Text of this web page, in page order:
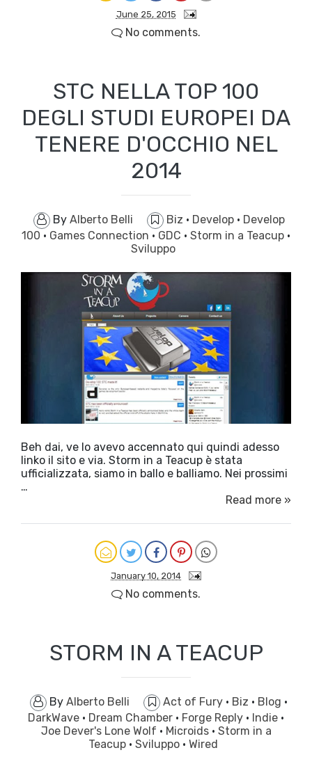
June 25, 2015
No comments.
STC NELLA TOP 100
DEGLI STUDI EUROPEI DA
TENERE D'OCCHIO NEL
2014
By Alberto Belli Biz · Develop · Develop
100 · Games Connection · GDC · Storm in a Teacup ·
Sviluppo
Beh dai, ve lo avevo accennato qui quindi adesso
linko il sito e via. Storm in a Teacup è stata
ufficializzata, siamo in ballo e balliamo. Nei prossimi
…
Read more »
January 10, 2014
No comments.
STORM IN A TEACUP
By Alberto Belli Act of Fury · Biz · Blog ·
DarkWave · Dream Chamber · Forge Reply · Indie ·
Joe Dever's Lone Wolf · Microids · Storm in a
Teacup · Sviluppo · Wired